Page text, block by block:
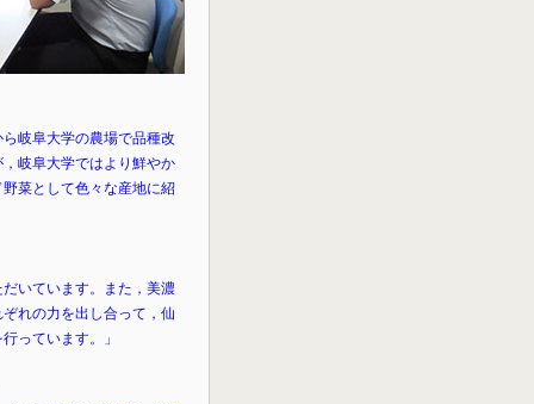
岐阜大学の農場で品種改
岐阜大学ではより鮮やか
菜として色々な産地に紹
いています。また，美濃
れの力を出し合って，仙
っています。」